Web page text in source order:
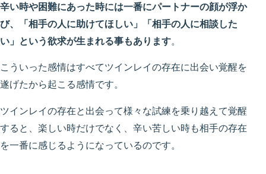
辛い時や困難にあった時には一番にパートナーの顔が浮か
び、「相手の人に助けてほしい」「相手の人に相談した
い」という欲求が生まれる事もあります。
こういった感情はすべてツインレイの存在に出会い覚醒を
遂げたから起こる感情です。
ツインレイの存在と出会って様々な試練を乗り越えて覚醒
すると、楽しい時だけでなく、辛い苦しい時も相手の存在
を一番に感じるようになっているのです。